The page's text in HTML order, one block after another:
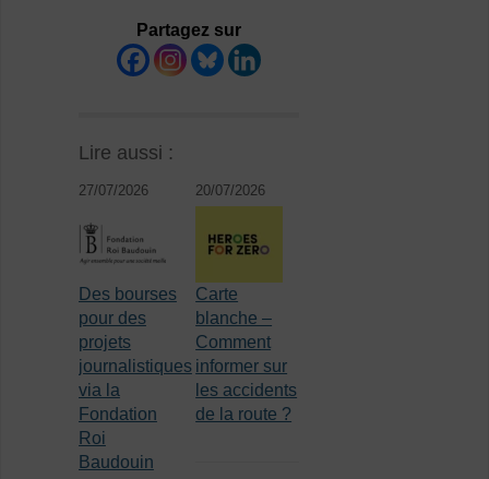
Partagez sur
Lire aussi :
27/07/2026
Des bourses
pour des
projets
journalistiques
via la
Fondation
Roi
Baudouin
20/07/2026
Carte
blanche –
Comment
informer sur
les accidents
de la route ?